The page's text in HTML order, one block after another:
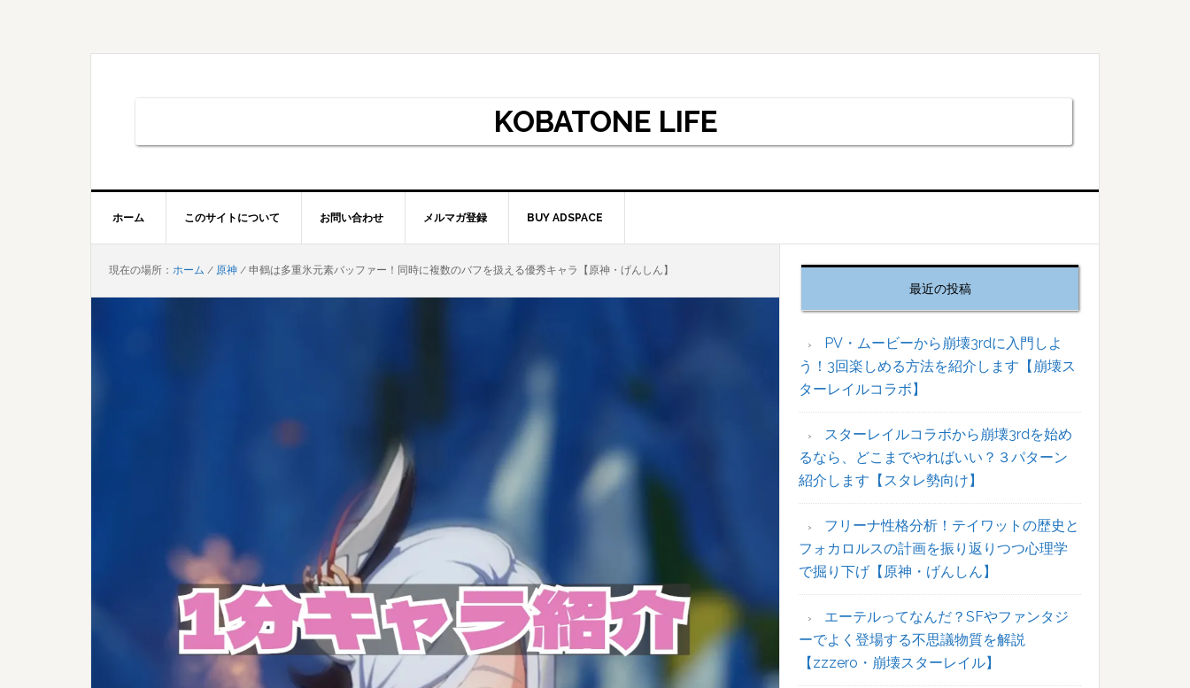
KOBATONE LIFE
ホーム このサイトについて お問い合わせ メルマガ登録 BUY ADSPACE
現在の場所： ホーム / 原神 / 申鶴は多重氷元素バッファー！同時に複数のバフを扱える優秀キャラ【原神・げんしん】
最近の投稿
PV・ムービーから崩壊3rdに入門しよ
う！3回楽しめる方法を紹介します【崩壊ス
ターレイルコラボ】
スターレイルコラボから崩壊3rdを始め
るなら、どこまでやればいい？３パターン
紹介します【スタレ勢向け】
フリーナ性格分析！テイワットの歴史と
フォカロルスの計画を振り返りつつ心理学
で掘り下げ【原神・げんしん】
エーテルってなんだ？SFやファンタジ
ーでよく登場する不思議物質を解説
【zzzero・崩壊スターレイル】